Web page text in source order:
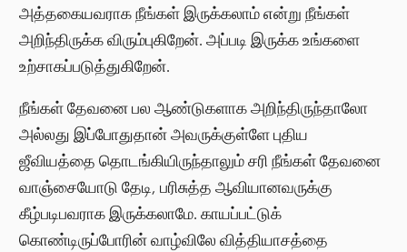
அத்தகையவராக நீங்கள் இருக்கலாம் என்று நீங்கள்
அறிந்திருக்க விரும்புகிறேன். அப்படி இருக்க உங்களை
உற்சாகப்படுத்துகிறேன்.
நீங்கள் தேவனை பல ஆண்டுகளாக அறிந்திருந்தாலோ
அல்லது இப்போதுதான் அவருக்குள்ளே புதிய
ஜீவியத்தை தொடங்கியிருந்தாலும் சரி நீங்கள் தேவனை
வாஞ்சையோடு தேடி, பரிசுத்த ஆவியானவருக்கு
கீழ்படிபவராக இருக்கலாமே. காயப்பட்டுக்
கொண்டிருப்போரின் வாழ்விலே வித்தியாசத்தை